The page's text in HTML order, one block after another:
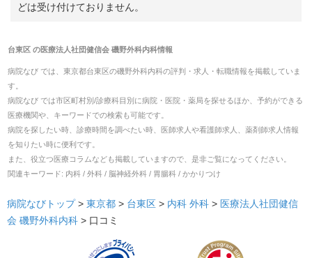
どは受け付けておりません。
台東区の医療法人社団健信会 磯野外科内科情報
病院なび では、 東京都台東区の磯野外科内科の評判・求人・転職情報を掲載していま
す。
病院なび では市区町村別/診療科目別に病院・医院・薬局を探せるほか、予約ができる
医療機関や、キーワードでの検索も可能です。
病院を探したい時、診療時間を調べたい時、医師求人や看護師求人、薬剤師求人情報
を知りたい時に便利です。
また、役立つ医療コラムなども掲載していますので、是非ご覧になってください。
関連キーワード: 内科 / 外科 / 脳神経外科 / 胃腸科 / かかりつけ
病院なびトップ > 東京都 > 台東区 > 内科 外科 > 医療法人社団健信
会 磯野外科内科 > 口コミ